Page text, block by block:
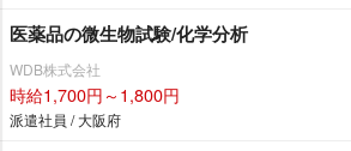
医薬品の微生物試験/化学分析
WDB株式会社
時給1,700円～1,800円
派遣社員 / 大阪府